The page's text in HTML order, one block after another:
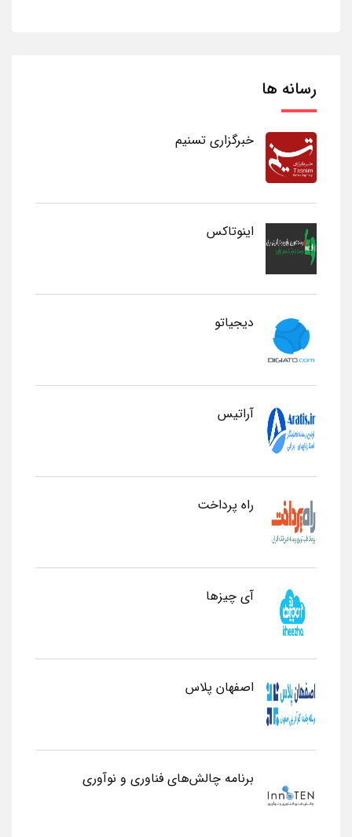
رسانه ها
خبرگزاری تسنیم
اینوتاکس
دیجیاتو
آراتیس
راه پرداخت
آی چیزها
اصفهان پلاس
برنامه چالش‌های فناوری و نوآوری